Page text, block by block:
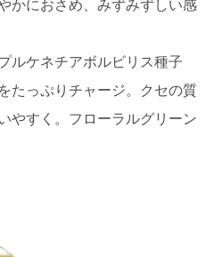
かにおさめ、みずみずしい感
ルケネチアボルビリス種子
たっぷりチャージ。クセの質
やすく。フローラルグリーン